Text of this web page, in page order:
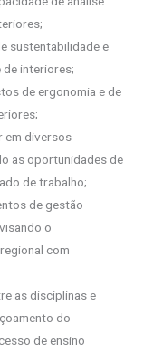
sustentabilidade e
interiores;
de ergonomia e de
em diversos
as oportunidades de
de trabalho;
de gestão
o
com
as disciplinas e
do
de ensino